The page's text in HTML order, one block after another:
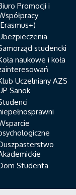
Promocji i
studencki
naukowe i koła
Uczelniany AZS
Sanok
Studenta